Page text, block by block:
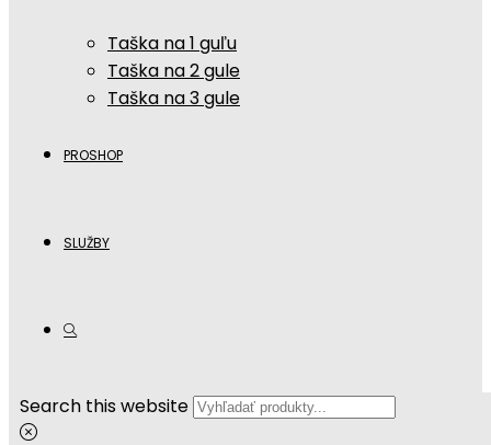
Taška na 1 guľu
Taška na 2 gule
Taška na 3 gule
PROSHOP
SLUŽBY
Search this website